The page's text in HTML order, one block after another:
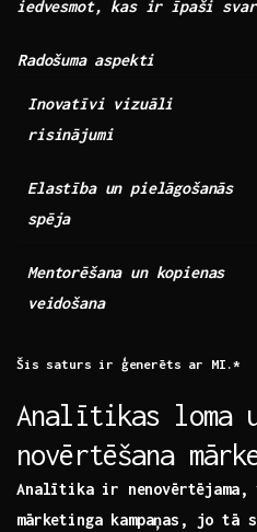
iedvesmot, kas ir īpaši
Radošuma ⁣aspekti
Inovatīvi vizuāli
risinājumi
Elastība un pielāgošanās
spēja
Mentorēšana un kopienas
⁢veidošana
Šis saturs ir ģenerēts ar MI.*
Analītikas loma
novērtēšana
Analītika ir
mārketinga kampaņas, jo tā